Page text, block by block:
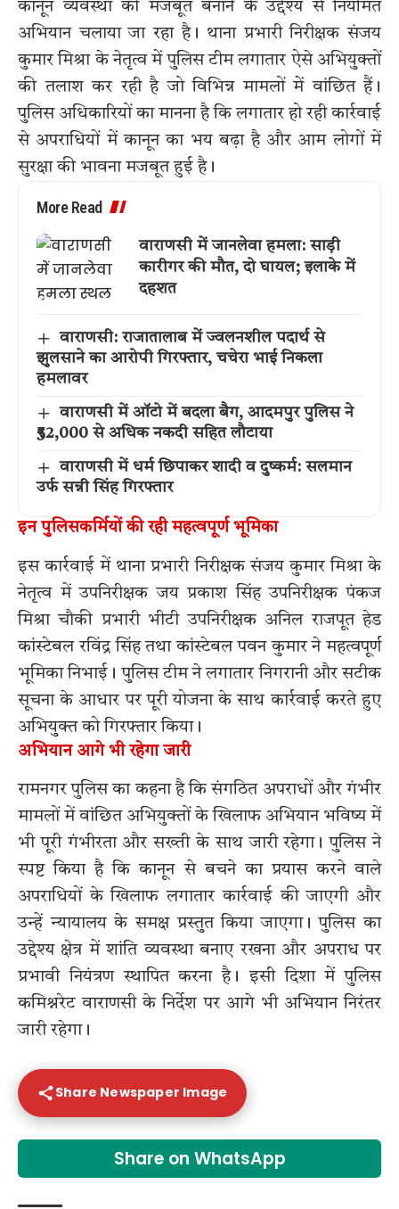
कानून व्यवस्था को मजबूत बनाने के उद्देश्य से नियमित
अभियान चलाया जा रहा है। थाना प्रभारी निरीक्षक संजय
कुमार मिश्रा के नेतृत्व में पुलिस टीम लगातार ऐसे अभियुक्तों
की तलाश कर रही है जो विभिन्न मामलों में वांछित हैं।
पुलिस अधिकारियों का मानना है कि लगातार हो रही कार्रवाई
से अपराधियों में कानून का भय बढ़ा है और आम लोगों में
सुरक्षा की भावना मजबूत हुई है।
More Read
वाराणसी में जानलेवा हमला: साड़ी
कारीगर की मौत, दो घायल; इलाके में
दहशत
वाराणसी: राजातालाब में ज्वलनशील पदार्थ से
झुलसाने का आरोपी गिरफ्तार, चचेरा भाई निकला
हमलावर
वाराणसी में ऑटो में बदला बैग, आदमपुर पुलिस ने
₹52,000 से अधिक नकदी सहित लौटाया
वाराणसी में धर्म छिपाकर शादी व दुष्कर्म: सलमान
उर्फ सन्नी सिंह गिरफ्तार
इन पुलिसकर्मियों की रही महत्वपूर्ण भूमिका
इस कार्रवाई में थाना प्रभारी निरीक्षक संजय कुमार मिश्रा के
नेतृत्व में उपनिरीक्षक जय प्रकाश सिंह उपनिरीक्षक पंकज
मिश्रा चौकी प्रभारी भीटी उपनिरीक्षक अनिल राजपूत हेड
कांस्टेबल रविंद्र सिंह तथा कांस्टेबल पवन कुमार ने महत्वपूर्ण
भूमिका निभाई। पुलिस टीम ने लगातार निगरानी और सटीक
सूचना के आधार पर पूरी योजना के साथ कार्रवाई करते हुए
अभियुक्त को गिरफ्तार किया।
अभियान आगे भी रहेगा जारी
रामनगर पुलिस का कहना है कि संगठित अपराधों और गंभीर
मामलों में वांछित अभियुक्तों के खिलाफ अभियान भविष्य में
भी पूरी गंभीरता और सख्ती के साथ जारी रहेगा। पुलिस ने
स्पष्ट किया है कि कानून से बचने का प्रयास करने वाले
अपराधियों के खिलाफ लगातार कार्रवाई की जाएगी और
उन्हें न्यायालय के समक्ष प्रस्तुत किया जाएगा। पुलिस का
उद्देश्य क्षेत्र में शांति व्यवस्था बनाए रखना और अपराध पर
प्रभावी नियंत्रण स्थापित करना है। इसी दिशा में पुलिस
कमिश्नरेट वाराणसी के निर्देश पर आगे भी अभियान निरंतर
जारी रहेगा।
Share Newspaper Image
Share on WhatsApp